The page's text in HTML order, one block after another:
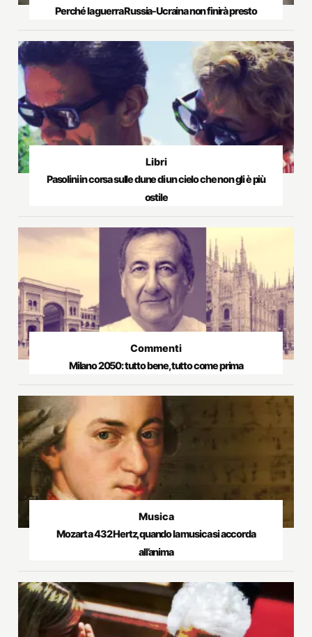
Perché la guerra Russia-Ucraina non finirà presto
Libri
Pasolini in corsa sulle dune di un cielo che non gli è più
ostile
Commenti
Milano 2050: tutto bene, tutto come prima
Musica
Mozart a 432 Hertz, quando la musica si accorda
all’anima